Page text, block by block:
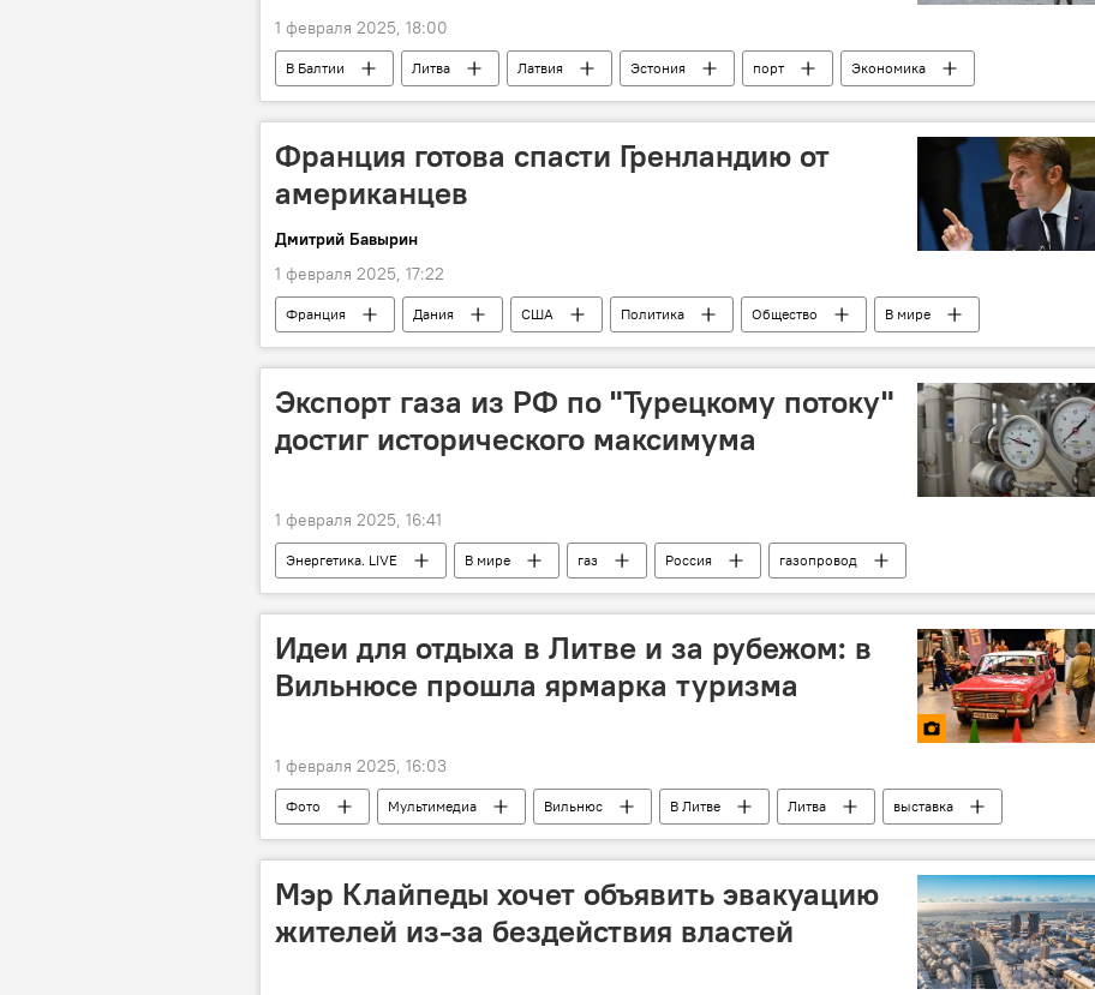
1 февраля 2025, 18:00
В Балтии Литва Латвия Эстония порт
Экономика
грузопоток
корабли суда
Франция готова спасти Гренландию от
американцев
Дмитрий Бавырин
1 февраля 2025, 17:22
Франция Дания США Политика Общество
В мире
граница
государственная граница Дональд Трамп
Экспорт газа из РФ по "Турецкому потоку"
достиг исторического максимума
1 февраля 2025, 16:41
Энергетика. LIVE В мире газ Россия
газопровод
поставки газа
поставки российского газа в ЕС Европа
Идеи для отдыха в Литве и за рубежом: в
Вильнюсе прошла ярмарка туризма
1 февраля 2025, 16:03
Фото Мультимедиа Вильнюс В Литве Литва
выставка
Туризм
Общество общество
Мэр Клайпеды хочет объявить эвакуацию
жителей из-за бездействия властей